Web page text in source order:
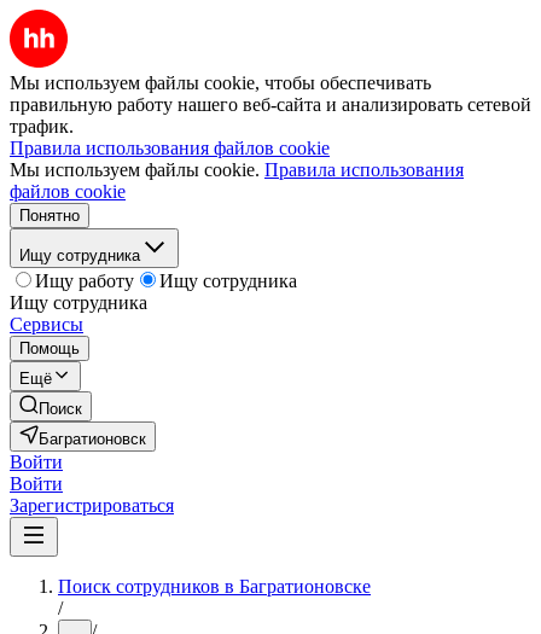
Мы используем файлы cookie, чтобы обеспечивать
правильную работу нашего веб-сайта и анализировать сетевой
трафик.
Правила использования файлов cookie
Мы используем файлы cookie. Правила использования
файлов cookie
Понятно
Ищу сотрудника
Ищу работу
Ищу сотрудника
Ищу сотрудника
Сервисы
Помощь
Ещё
Поиск
Багратионовск
Войти
Войти
Зарегистрироваться
Поиск сотрудников в Багратионовске
/